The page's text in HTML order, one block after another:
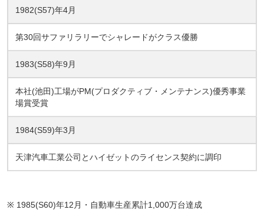
1982(S57)年4月
第30回サファリラリーでシャレードがクラス優勝
1983(S58)年9月
本社(池田)工場がPM(プロダクティブ・メンテナンス)優秀事業
場賞受賞
1984(S59)年3月
天津汽車工業公司とハイゼットのライセンス契約に調印
※ 1985(S60)年12月・自動車生産累計1,000万台達成